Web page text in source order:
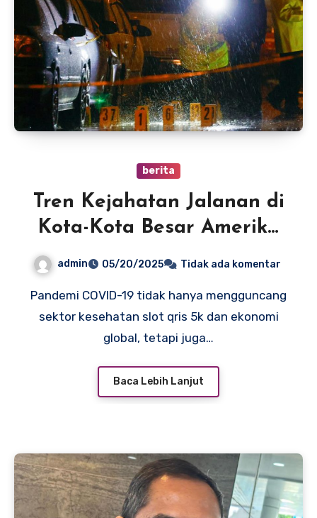
berita
Tren Kejahatan Jalanan di
Kota-Kota Besar Amerika
Pasca Pandemi: Antara
Kenyataan dan Persepsi
admin 05/20/2025 Tidak ada komentar
Pandemi COVID-19 tidak hanya mengguncang
sektor kesehatan slot qris 5k dan ekonomi
global, tetapi juga…
Baca Lebih Lanjut